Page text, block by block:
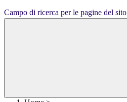
Campo di ricerca per le pagine del sito